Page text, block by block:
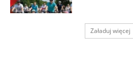
Załaduj więcej